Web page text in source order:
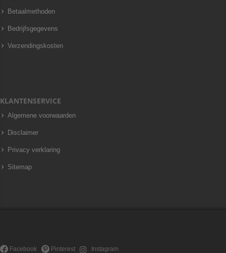
Betaalmethoden
Bedrijfsgegevens
Verzendingskosten
KLANTENSERVICE
Algemene voorwaarden
Disclaimer
Privacy verklaring
Sitemap
Facebook Pinterest Instagram